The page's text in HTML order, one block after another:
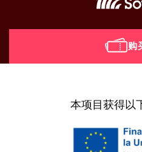
购
本项目获得以